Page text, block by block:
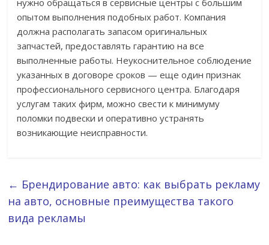
нужно обращаться в сервисные центры с большим
опытом выполнения подобных работ. Компания
должна располагать запасом оригинальных
запчастей, предоставлять гарантию на все
выполненные работы. Неукоснительное соблюдение
указанных в договоре сроков — еще один признак
профессионального сервисного центра. Благодаря
услугам таких фирм, можно свести к минимуму
поломки подвески и оперативно устранять
возникающие неисправности.
← Брендирование авто: как выбрать рекламу
на авто, основные преимущества такого
вида рекламы